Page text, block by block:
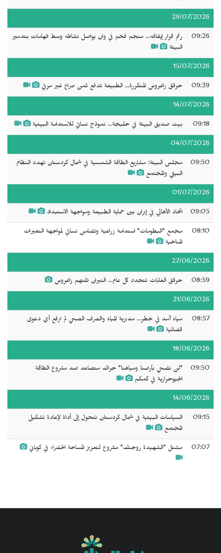
29/07/2026
09:26
رغم قرار إيقافه... منجم فحم في وان يواصل نشاطه وسط اتهامات بتدمير
البيئة
15/07/2026
09:39 حرائق زاغروس المتكررة... الطبيعة تدفع ثمن صراع غير مرئي
14/07/2026
09:18 بيت صديق البيئة في حلبجة... نموذج نسائي للاستدامة البيئية
04/07/2026
09:50
مجلس البيئة: مشاريع الطاقة الشمسية في شمال كردستان تهدد النظام
البيئي والمجتمع
01/07/2026
09:05 اتحاد الأهالي في إيران بين حماية الطبيعة ومواجهة الاستبداد
08:10
مجمع "البطومات" استدامة زراعية وتضامن نسائي لمواجهة التغيرات
المناخية
27/06/2026
08:59 حرائق الغابات تتجدد كل عام... النيران تلتهم زاغروس
21/06/2026
08:57
مياه آمد في خطر... مديرية المياه والصرف الصحي لم ترفع أي دعوى
قضائية
18/06/2026
09:50
"لن نضحي بأرضنا ومياهنا" حراك متصاعد ضد مشروع الطاقة
الجيوحرارية في كمكم
14/06/2026
09:15
السياسات البيئية في شمال كردستان تتحول إلى أداة لإعادة تشكيل
المجتمع
07:07 مشتل "الشهيدة روجنك" مشروع لتعزيز المساحة الخضراء في كوباني